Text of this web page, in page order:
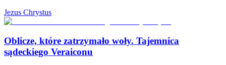
Jezus Chrystus
Oblicze, które zatrzymało woły. Tajemnica
sądeckiego Veraiconu